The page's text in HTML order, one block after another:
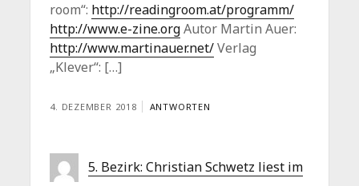
room“: http://readingroom.at/programm/
http://www.e-zine.orgAutor Martin Auer:
http://www.martinauer.net/Verlag
„Klever“: […]
4. DEZEMBER 2018 ANTWORTEN
5. Bezirk: Christian Schwetz liest im